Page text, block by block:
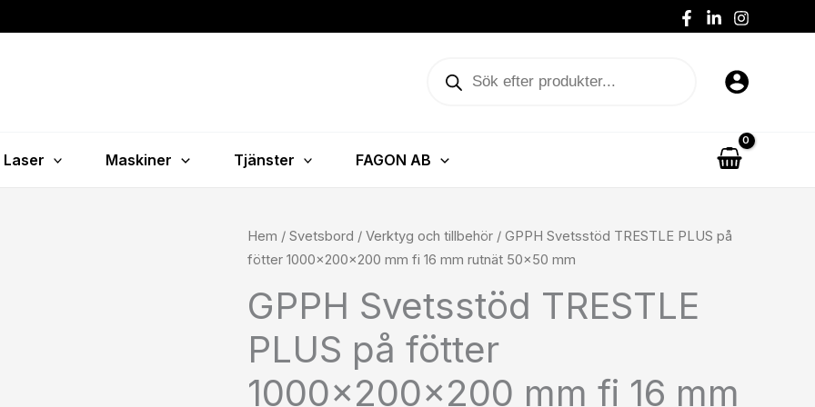
Laser Maskiner Tjänster FAGON AB
Hem / Svetsbord / Verktyg och tillbehör / GPPH Svetsstöd TRESTLE PLUS på
fötter 1000x200x200 mm fi 16 mm rutnät 50×50 mm
GPPH Svetsstöd TRESTLE
PLUS på fötter
1000x200x200 mm fi 16 mm
GPPH
Svetsstöd
PLUS
fötter
1000x200x200
mm
fötter
mm
mängd